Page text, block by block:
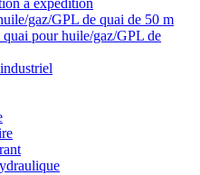
à expédition
gaz/GPL de quai de 50 m
quai pour huile/gaz/GPL de